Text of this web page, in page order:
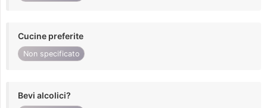
Cucine preferite
Non specificato
Bevi alcolici?